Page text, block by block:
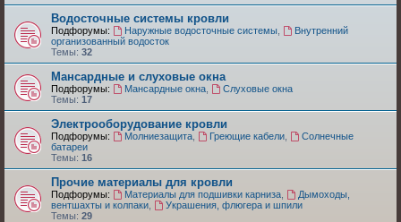
Водосточные системы кровли
Подфорумы: Наружные водосточные системы,
Внутренний
организованный водосток
Темы: 32
Мансардные и слуховые окна
Подфорумы: Мансардные окна,
Слуховые окна
Темы: 17
Электрооборудование кровли
Подфорумы: Молниезащита, Греющие кабели,
Солнечные
батареи
Темы: 16
Прочие материалы для кровли
Подфорумы: Материалы для подшивки карниза,
Дымоходы,
вентшахты и колпаки
Украшения, флюгера и шпили
Темы: 29